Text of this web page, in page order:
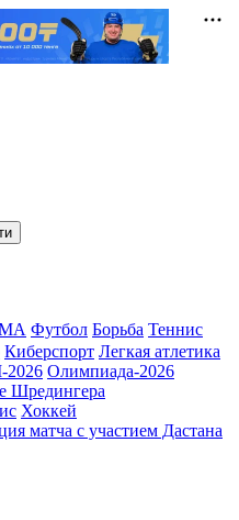
Футбол Борьба Теннис
Киберспорт Легкая атлетика
Олимпиада-2026
Шредингера
Хоккей
матча с участием Дастана